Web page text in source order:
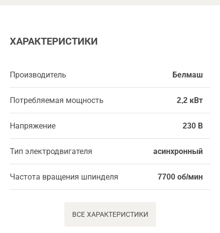
ХАРАКТЕРИСТИКИ
Производитель Белмаш
Потребляемая мощность 2,2 кВт
Напряжение 230 В
Тип электродвигателя асинхронный
Частота вращения шпинделя 7700 об/мин
ВСЕ ХАРАКТЕРИСТИКИ